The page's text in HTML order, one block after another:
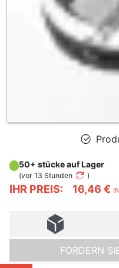
IHR PREIS: 16,46 €
50+ stücke auf Lager
(vor 13 Stunden )
FORDERN